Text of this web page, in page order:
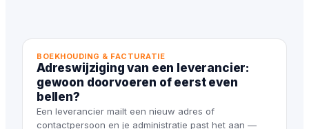
BOEKHOUDING & FACTURATIE
Adreswijziging van een leverancier:
gewoon doorvoeren of eerst even
bellen?
Een leverancier mailt een nieuw adres of
contactpersoon en je administratie past het aan —